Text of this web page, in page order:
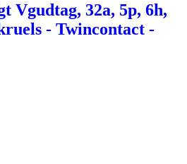
Vgudtag, 32a, 5p, 6h,
- Twincontact -